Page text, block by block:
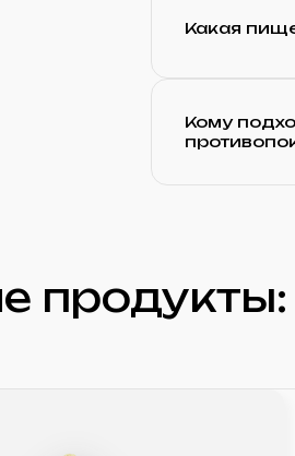
Какая
Кому
продукты: